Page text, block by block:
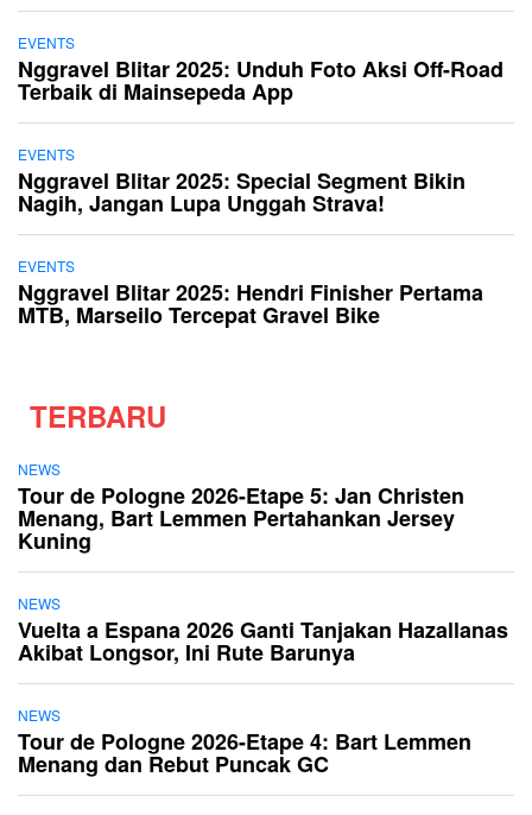
EVENTS
Nggravel Blitar 2025: Unduh Foto Aksi Off-Road
Terbaik di Mainsepeda App
EVENTS
Nggravel Blitar 2025: Special Segment Bikin
Nagih, Jangan Lupa Unggah Strava!
EVENTS
Nggravel Blitar 2025: Hendri Finisher Pertama
MTB, Marseilo Tercepat Gravel Bike
TERBARU
NEWS
Tour de Pologne 2026-Etape 5: Jan Christen
Menang, Bart Lemmen Pertahankan Jersey
Kuning
NEWS
Vuelta a Espana 2026 Ganti Tanjakan Hazallanas
Akibat Longsor, Ini Rute Barunya
NEWS
Tour de Pologne 2026-Etape 4: Bart Lemmen
Menang dan Rebut Puncak GC